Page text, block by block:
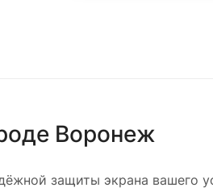
Воронеж
защиты экрана вашего